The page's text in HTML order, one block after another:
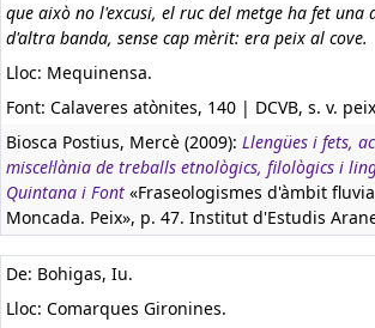
que això no l'excusi, el ruc del metge ha fet una
d'altra banda, sense cap mèrit: era peix al cove.
Lloc: Mequinensa.
Font: Calaveres atònites, 140 | DCVB, s. v.
Biosca Postius, Mercè (2009): Llengües i fets,
miscel·lània de treballs etnològics, filològics i
Quintana i Font «Fraseologismes d'àmbit
Moncada. Peix», p. 47. Institut d'Estudis
De: Bohigas, Iu.
Lloc: Comarques Gironines.